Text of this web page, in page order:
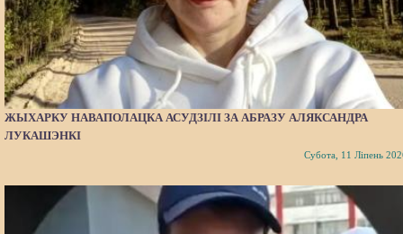
ЖЫХАРКУ НАВАПОЛАЦКА АСУДЗІЛІ ЗА АБРАЗУ АЛЯКСАНДРА
ЛУКАШЭНКІ
Субота, 11 Ліпень